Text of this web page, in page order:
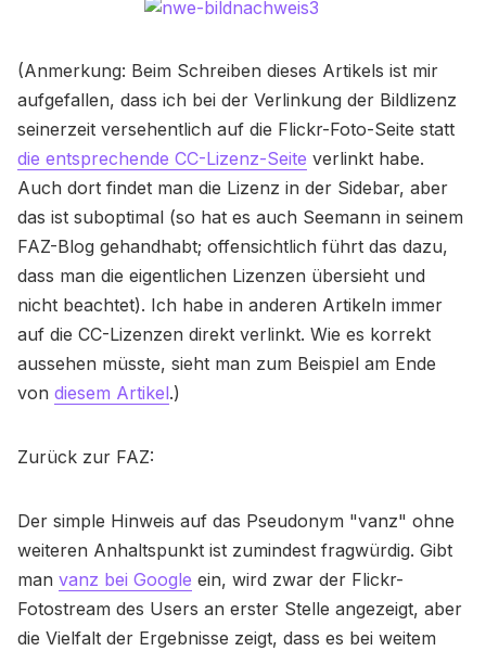
(Anmerkung: Beim Schreiben dieses Artikels ist mir
aufgefallen, dass ich bei der Verlinkung der Bildlizenz
seinerzeit versehentlich auf die Flickr-Foto-Seite statt
die entsprechende CC-Lizenz-Seite verlinkt habe.
Auch dort findet man die Lizenz in der Sidebar, aber
das ist suboptimal (so hat es auch Seemann in seinem
FAZ-Blog gehandhabt; offensichtlich führt das dazu,
dass man die eigentlichen Lizenzen übersieht und
nicht beachtet). Ich habe in anderen Artikeln immer
auf die CC-Lizenzen direkt verlinkt. Wie es korrekt
aussehen müsste, sieht man zum Beispiel am Ende
von diesem Artikel.)
Zurück zur FAZ:
Der simple Hinweis auf das Pseudonym "vanz" ohne
weiteren Anhaltspunkt ist zumindest fragwürdig. Gibt
man vanz bei Google ein, wird zwar der Flickr-
Fotostream des Users an erster Stelle angezeigt, aber
die Vielfalt der Ergebnisse zeigt, dass es bei weitem